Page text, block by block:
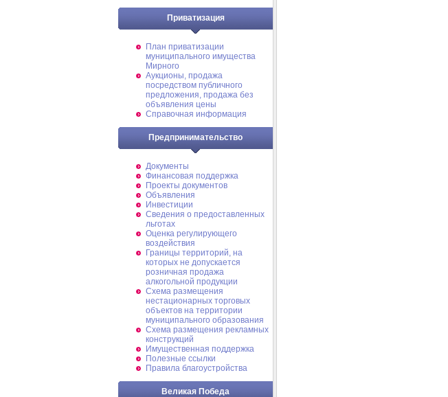
Приватизация
План приватизации
муниципального имущества
Мирного
Аукционы, продажа
посредством публичного
предложения, продажа без
объявления цены
Справочная информация
Предпринимательство
Документы
Финансовая поддержка
Проекты документов
Объявления
Инвестиции
Сведения о предоставленных
льготах
Оценка регулирующего
воздействия
Границы территорий, на
которых не допускается
розничная продажа
алкогольной продукции
Схема размещения
нестационарных торговых
объектов на территории
муниципального образования
Схема размещения рекламных
конструкций
Имущественная поддержка
Полезные ссылки
Правила благоустройства
Великая Победа